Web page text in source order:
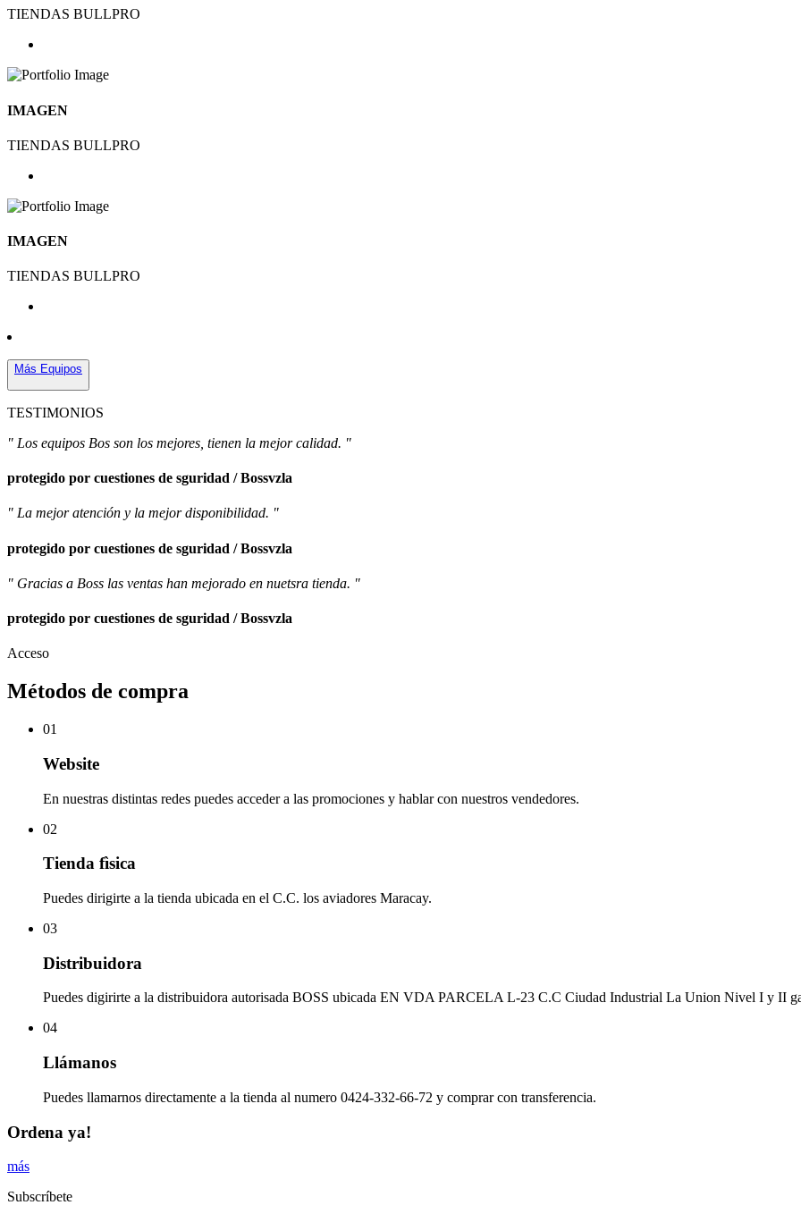
TIENDAS BULLPRO
IMAGEN
TIENDAS BULLPRO
IMAGEN
TIENDAS BULLPRO
Más Equipos
TESTIMONIOS
" Los equipos Bos son los mejores, tienen la mejor calidad. "
protegido por cuestiones de sguridad / Bossvzla
" La mejor atención y la mejor disponibilidad. "
protegido por cuestiones de sguridad / Bossvzla
" Gracias a Boss las ventas han mejorado en nuetsra tienda. "
protegido por cuestiones de sguridad / Bossvzla
Acceso
Métodos de compra
01
Website
En nuestras distintas redes puedes acceder a las promociones y hablar con nuestros vendedores.
02
Tienda fìsica
Puedes dirigirte a la tienda ubicada en el C.C. los aviadores Maracay.
03
Distribuidora
Puedes digirirte a la distribuidora autorisada BOSS ubicada EN VDA PARCELA L-23 C.C Ciudad Industrial La Union Nivel I y II
04
Llámanos
Puedes llamarnos directamente a la tienda al numero 0424-332-66-72 y comprar con transferencia.
Ordena ya!
más
Subscríbete